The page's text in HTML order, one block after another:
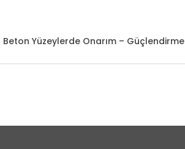
Beton Yüzeylerde Onarım – Güçlendirme